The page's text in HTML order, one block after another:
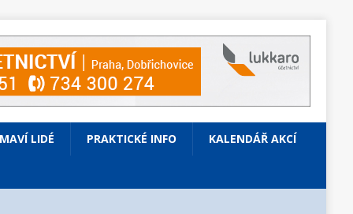
LIDÉ PRAKTICKÉ INFO KALENDÁŘ AKCÍ